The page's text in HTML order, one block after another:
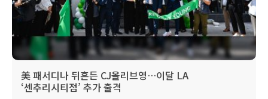
美 패서디나 뒤흔든 CJ올리브영…이달 LA
‘센추리시티점’ 추가 출격